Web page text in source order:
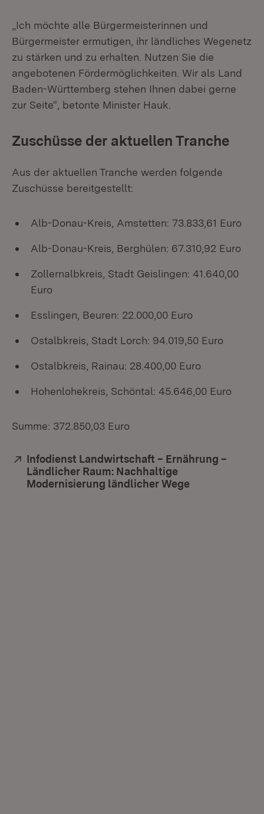
„Ich möchte alle Bürgermeisterinnen und
Bürgermeister ermutigen, ihr ländliches Wegenetz
zu stärken und zu erhalten. Nutzen Sie die
angebotenen Fördermöglichkeiten. Wir als Land
Baden-Württemberg stehen Ihnen dabei gerne
zur Seite“, betonte Minister Hauk.
Zuschüsse der aktuellen Tranche
Aus der aktuellen Tranche werden folgende
Zuschüsse bereitgestellt:
Alb-Donau-Kreis, Amstetten: 73.833,61 Euro
Alb-Donau-Kreis, Berghülen: 67.310,92 Euro
Zollernalbkreis, Stadt Geislingen: 41.640,00
Euro
Esslingen, Beuren: 22.000,00 Euro
Ostalbkreis, Stadt Lorch: 94.019,50 Euro
Ostalbkreis, Rainau: 28.400,00 Euro
Hohenlohekreis, Schöntal: 45.646,00 Euro
Summe: 372.850,03 Euro
Extern:
Infodienst Landwirtschaft – Ernährung –
Ländlicher Raum: Nachhaltige
Modernisierung ländlicher Wege